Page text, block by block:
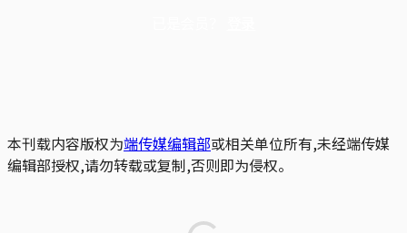
本刊载内容版权为端传媒编辑部或相关单位所有,未经端传媒
编辑部授权,请勿转载或复制,否则即为侵权。